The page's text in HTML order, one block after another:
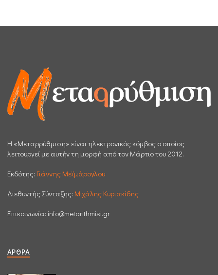
H «Μεταρρύθμιση» είναι ηλεκτρονικός κόμβος ο οποίος
λειτουργεί με αυτήν τη μορφή από τον Μάρτιο του 2012.
Εκδότης: Γιάννης Μεϊμάρογλου
Διεθυντής Σύνταξης: Μιχάλης Κυριακίδης
Επικοινωνία: info@metarithmisi.gr
ΆΡΘΡΑ